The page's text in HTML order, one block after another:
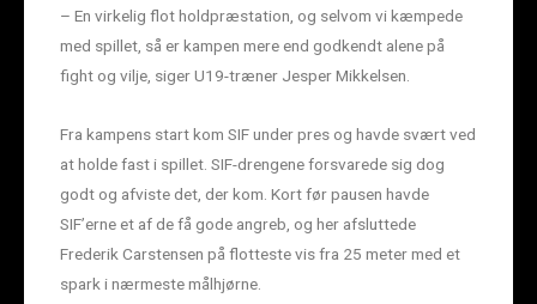
– En virkelig flot holdpræstation, og selvom vi kæmpede
med spillet, så er kampen mere end godkendt alene på
fight og vilje, siger U19-træner Jesper Mikkelsen.
Fra kampens start kom SIF under pres og havde svært ved
at holde fast i spillet. SIF-drengene forsvarede sig dog
godt og afviste det, der kom. Kort før pausen havde
SIF’erne et af de få gode angreb, og her afsluttede
Frederik Carstensen på flotteste vis fra 25 meter med et
spark i nærmeste målhjørne.